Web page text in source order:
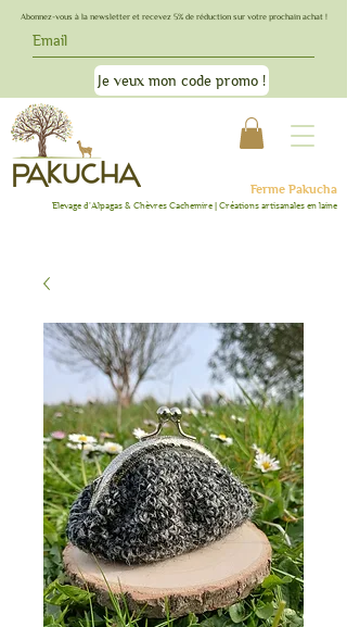
Ferme Pakucha
Elevage d'Alpagas & Chèvres Cachemire | Créations artisanales en laine
Abonnez-vous à la newsletter et recevez 5% de réduction sur votre prochain achat !
Je veux mon code promo !